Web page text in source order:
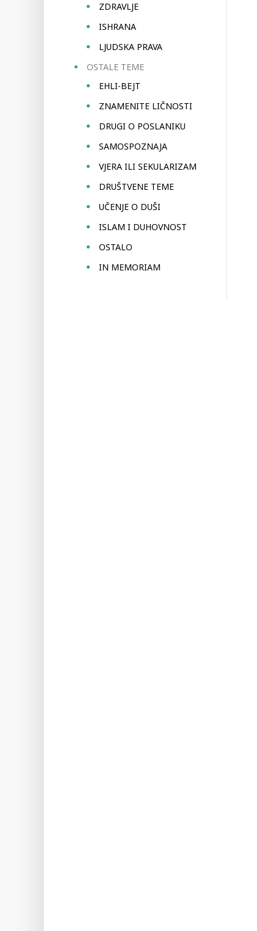
ZDRAVLJE
ISHRANA
LJUDSKA PRAVA
OSTALE TEME
EHLI-BEJT
ZNAMENITE LIČNOSTI
DRUGI O POSLANIKU
SAMOSPOZNAJA
VJERA ILI SEKULARIZAM
DRUŠTVENE TEME
UČENJE O DUŠI
ISLAM I DUHOVNOST
OSTALO
IN MEMORIAM